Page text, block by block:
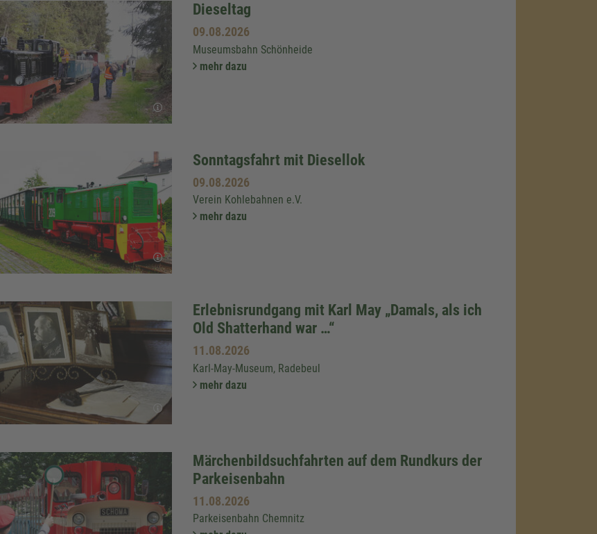
Dieseltag
09.08.2026
Museumsbahn Schönheide
mehr dazu
Sonntagsfahrt mit Diesellok
09.08.2026
Verein Kohlebahnen e.V.
mehr dazu
Erlebnisrundgang mit Karl May „Damals, als ich
Old Shatterhand war …“
11.08.2026
Karl-May-Museum, Radebeul
mehr dazu
Märchenbildsuchfahrten auf dem Rundkurs der
Parkeisenbahn
11.08.2026
Parkeisenbahn Chemnitz